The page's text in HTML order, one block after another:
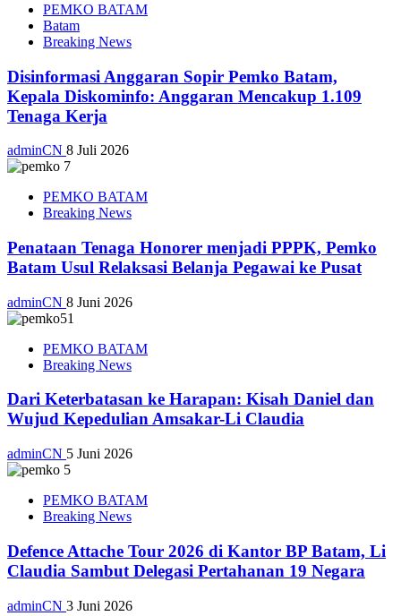
PEMKO BATAM
Batam
Breaking News
Disinformasi Anggaran Sopir Pemko Batam,
Kepala Diskominfo: Anggaran Mencakup 1.109
Tenaga Kerja
adminCN 8 Juli 2026
PEMKO BATAM
Breaking News
Penataan Tenaga Honorer menjadi PPPK, Pemko
Batam Usul Relaksasi Belanja Pegawai ke Pusat
adminCN 8 Juni 2026
PEMKO BATAM
Breaking News
Dari Keterbatasan ke Harapan: Kisah Daniel dan
Wujud Kepedulian Amsakar-Li Claudia
adminCN 5 Juni 2026
PEMKO BATAM
Breaking News
Defence Attache Tour 2026 di Kantor BP Batam, Li
Claudia Sambut Delegasi Pertahanan 19 Negara
adminCN 3 Juni 2026